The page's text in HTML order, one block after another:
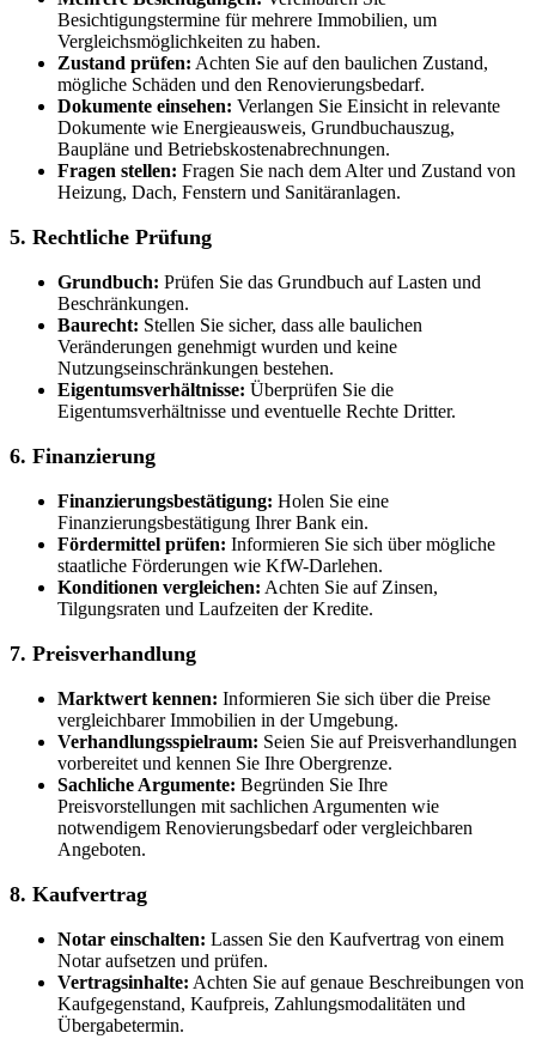
Besichtigungstermine für mehrere Immobilien, um
Vergleichsmöglichkeiten zu haben.
Zustand prüfen: Achten Sie auf den baulichen Zustand,
mögliche Schäden und den Renovierungsbedarf.
Dokumente einsehen: Verlangen Sie Einsicht in relevante
Dokumente wie Energieausweis, Grundbuchauszug,
Baupläne und Betriebskostenabrechnungen.
Fragen stellen: Fragen Sie nach dem Alter und Zustand von
Heizung, Dach, Fenstern und Sanitäranlagen.
5. Rechtliche Prüfung
Grundbuch: Prüfen Sie das Grundbuch auf Lasten und
Beschränkungen.
Baurecht: Stellen Sie sicher, dass alle baulichen
Veränderungen genehmigt wurden und keine
Nutzungseinschränkungen bestehen.
Eigentumsverhältnisse: Überprüfen Sie die
Eigentumsverhältnisse und eventuelle Rechte Dritter.
6. Finanzierung
Finanzierungsbestätigung: Holen Sie eine
Finanzierungsbestätigung Ihrer Bank ein.
Fördermittel prüfen: Informieren Sie sich über mögliche
staatliche Förderungen wie KfW-Darlehen.
Konditionen vergleichen: Achten Sie auf Zinsen,
Tilgungsraten und Laufzeiten der Kredite.
7. Preisverhandlung
Marktwert kennen: Informieren Sie sich über die Preise
vergleichbarer Immobilien in der Umgebung.
Verhandlungsspielraum: Seien Sie auf Preisverhandlungen
vorbereitet und kennen Sie Ihre Obergrenze.
Sachliche Argumente: Begründen Sie Ihre
Preisvorstellungen mit sachlichen Argumenten wie
notwendigem Renovierungsbedarf oder vergleichbaren
Angeboten.
8. Kaufvertrag
Notar einschalten: Lassen Sie den Kaufvertrag von einem
Notar aufsetzen und prüfen.
Vertragsinhalte: Achten Sie auf genaue Beschreibungen von
Kaufgegenstand, Kaufpreis, Zahlungsmodalitäten und
Übergabetermin.